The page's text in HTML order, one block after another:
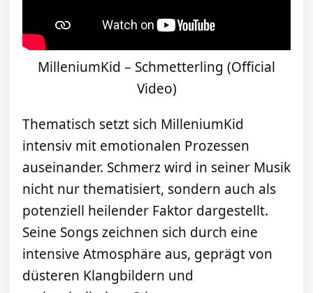
MilleniumKid – Schmetterling (Official
Video)
Thematisch setzt sich MilleniumKid
intensiv mit emotionalen Prozessen
auseinander. Schmerz wird in seiner Musik
nicht nur thematisiert, sondern auch als
potenziell heilender Faktor dargestellt.
Seine Songs zeichnen sich durch eine
intensive Atmosphäre aus, geprägt von
düsteren Klangbildern und